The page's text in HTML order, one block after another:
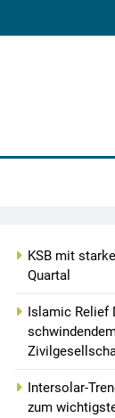
KSB mit
Quartal
Islamic Relief
Intersolar-
zum